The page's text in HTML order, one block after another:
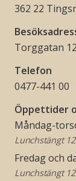
362 22
Torggatan
Telefon
0477-441 00
Öppettider
Måndag-
Lunchstängt
Fredag och
Lunchstängt